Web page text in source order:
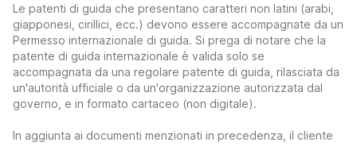
Le patenti di guida che presentano caratteri non latini (arabi,
giapponesi, cirillici, ecc.) devono essere accompagnate da un
Permesso internazionale di guida. Si prega di notare che la
patente di guida internazionale è valida solo se
accompagnata da una regolare patente di guida, rilasciata da
un'autorità ufficiale o da un'organizzazione autorizzata dal
governo, e in formato cartaceo (non digitale).
In aggiunta ai documenti menzionati in precedenza, il cliente